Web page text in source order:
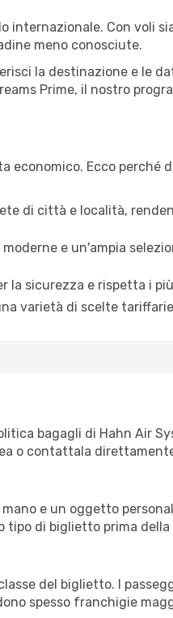
internazionale. Con voli
meno conosciute.
la destinazione e le
Prime, il nostro
economico. Ecco perché
di città e località,
e un'ampia
la sicurezza e rispetta i
varietà di scelte
bagagli di Hahn Air
o contattala
e un oggetto
tipo di biglietto prima della
del biglietto. I
spesso franchigie